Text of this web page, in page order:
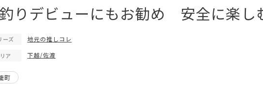
りデビューにもお勧め 安全に楽し
ーズ 地元の推しコレ
ア 下越/佐渡
町